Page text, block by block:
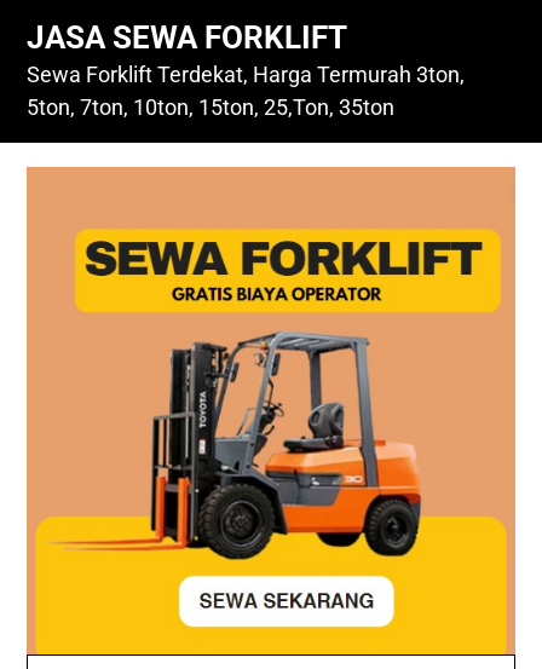
content
JASA SEWA FORKLIFT
Sewa Forklift Terdekat, Harga Termurah 3ton,
5ton, 7ton, 10ton, 15ton, 25,Ton, 35ton